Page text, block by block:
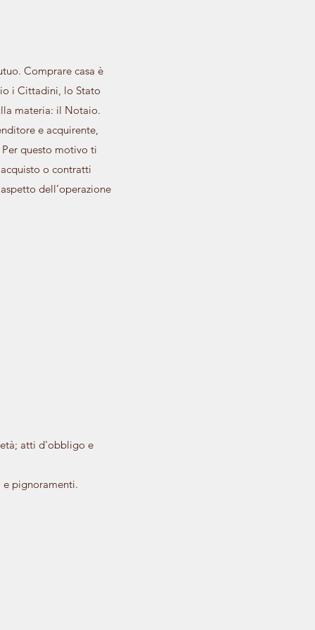
Comprare casa è
i Cittadini, lo Stato
materia: il Notaio.
e acquirente,
questo motivo ti
o contratti
dell’operazione
atti d'obbligo e
e pignoramenti.